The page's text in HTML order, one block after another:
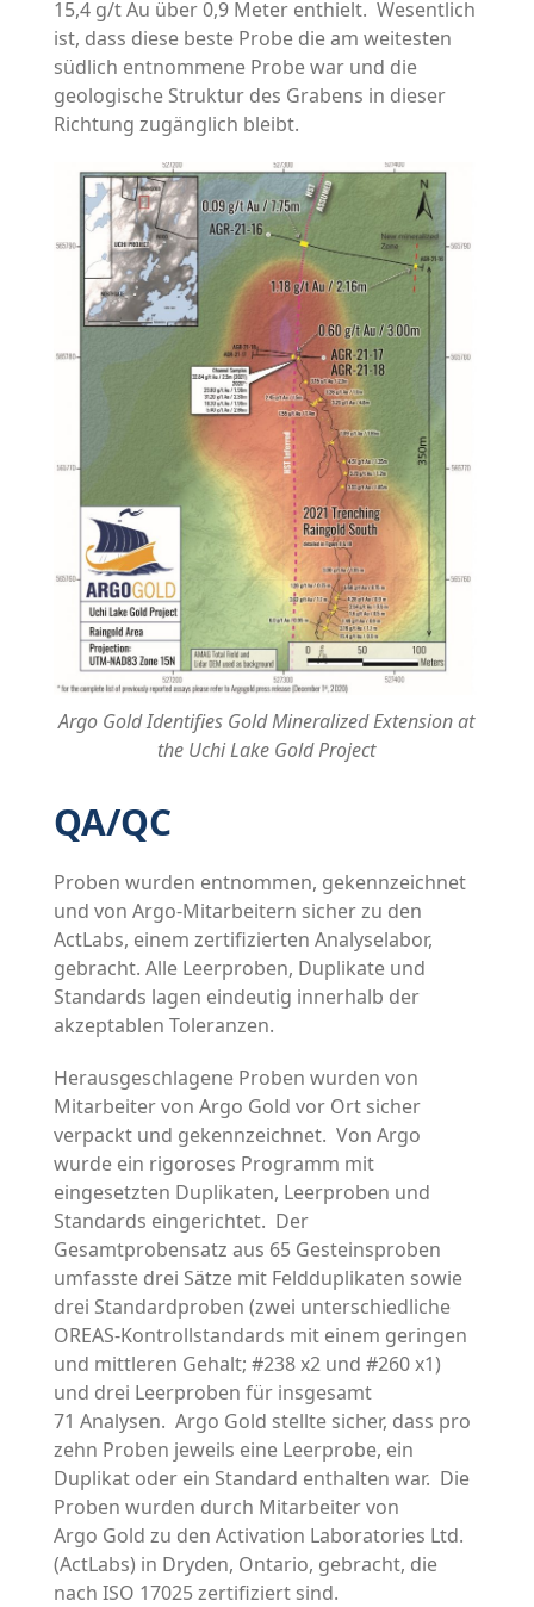
15,4 g/t Au über 0,9 Meter enthielt. Wesentlich
ist, dass diese beste Probe die am weitesten
südlich entnommene Probe war und die
geologische Struktur des Grabens in dieser
Richtung zugänglich bleibt.
Argo Gold Identifies Gold Mineralized Extension at
the Uchi Lake Gold Project
QA/QC
Proben wurden entnommen, gekennzeichnet
und von Argo-Mitarbeitern sicher zu den
ActLabs, einem zertifizierten Analyselabor,
gebracht. Alle Leerproben, Duplikate und
Standards lagen eindeutig innerhalb der
akzeptablen Toleranzen.
Herausgeschlagene Proben wurden von
Mitarbeiter von Argo Gold vor Ort sicher
verpackt und gekennzeichnet. Von Argo
wurde ein rigoroses Programm mit
eingesetzten Duplikaten, Leerproben und
Standards eingerichtet. Der
Gesamtprobensatz aus 65 Gesteinsproben
umfasste drei Sätze mit Feldduplikaten sowie
drei Standardproben (zwei unterschiedliche
OREAS-Kontrollstandards mit einem geringen
und mittleren Gehalt; #238 x2 und #260 x1)
und drei Leerproben für insgesamt
71 Analysen. Argo Gold stellte sicher, dass pro
zehn Proben jeweils eine Leerprobe, ein
Duplikat oder ein Standard enthalten war. Die
Proben wurden durch Mitarbeiter von
Argo Gold zu den Activation Laboratories Ltd.
(ActLabs) in Dryden, Ontario, gebracht, die
nach ISO 17025 zertifiziert sind.